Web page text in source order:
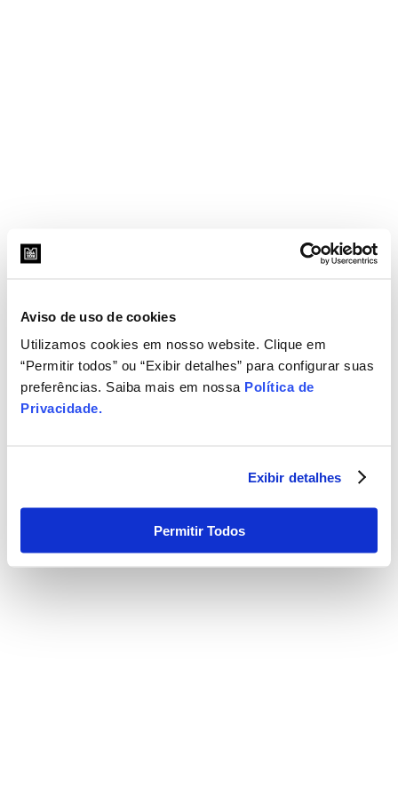
Aviso de uso de cookies
Utilizamos cookies em nosso website. Clique em
“Permitir todos” ou “Exibir detalhes” para configurar suas
preferências. Saiba mais em nossa Política de
Privacidade.
Exibir detalhes
Permitir Todos